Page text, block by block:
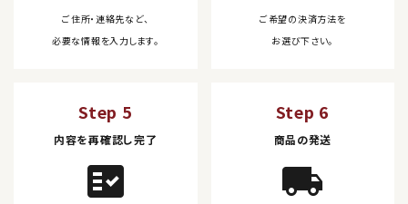
ご住所・連絡先など、
必要な情報を入力します。
ご希望の決済方法を
お選び下さい。
Step 5
内容を再確認し完了
fact_check
Step 6
商品の発送
local_shipping